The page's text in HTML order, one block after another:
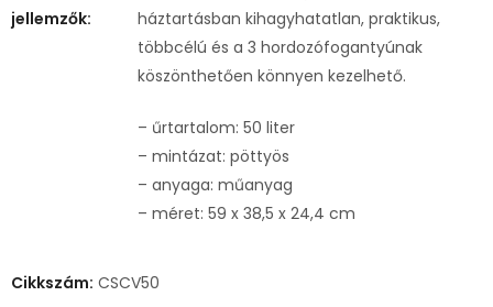
jellemzők:
háztartásban kihagyhatatlan, praktikus,
többcélú és a 3 hordozófogantyúnak
köszönthetően könnyen kezelhető.
– űrtartalom: 50 liter
– mintázat: pöttyös
– anyaga: műanyag
– méret: 59 x 38,5 x 24,4 cm
Cikkszám: CSCV50